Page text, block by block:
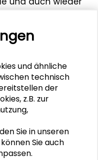
darf"
Kultur
und ähnliche
technisch
der
z.B. zur
Sie in unseren
Sie auch